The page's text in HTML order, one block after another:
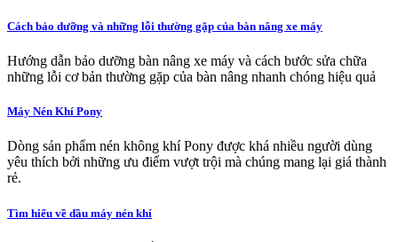
Cách bảo dưỡng và những lỗi thường gặp của bàn nâng xe máy
Hướng dẫn bảo dưỡng bàn nâng xe máy và cách bước sửa chữa
những lỗi cơ bản thường gặp của bàn nâng nhanh chóng hiệu quả
Máy Nén Khí Pony
Dòng sản phẩm nén không khí Pony được khá nhiều người dùng
yêu thích bởi những ưu điểm vượt trội mà chúng mang lại giá thành
rẻ.
Tìm hiểu về dầu máy nén khí